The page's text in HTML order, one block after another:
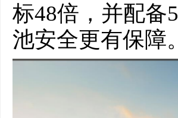
标48倍，并配备
池安全更有保障。